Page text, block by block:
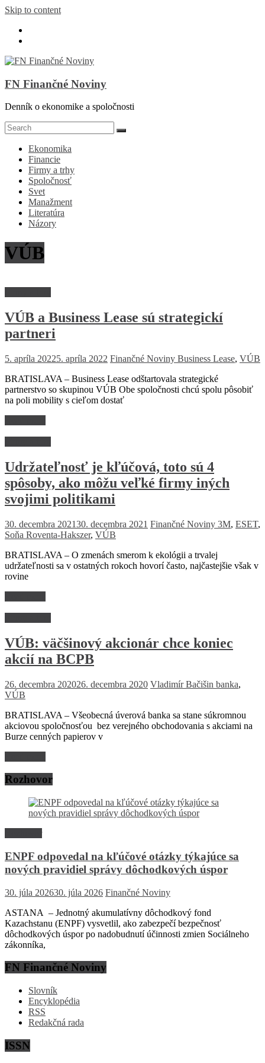
Skip to content
FN Finančné Noviny
Denník o ekonomike a spoločnosti
Ekonomika
Financie
Firmy a trhy
Spoločnosť
Svet
Manažment
Literatúra
Názory
VÚB
VÚB a Business Lease sú strategickí
partneri
5. apríla 20225. apríla 2022 Finančné Noviny Business Lease, VÚB
BRATISLAVA – Business Lease odštartovala strategické
partnerstvo so skupinou VÚB Obe spoločnosti chcú spolu pôsobiť
na poli mobility s cieľom dostať
Udržateľnosť je kľúčová, toto sú 4
spôsoby, ako môžu veľké firmy iných
svojimi politikami
30. decembra 202130. decembra 2021 Finančné Noviny 3M, ESET,
Soňa Roventa-Hakszer, VÚB
BRATISLAVA – O zmenách smerom k ekológii a trvalej
udržateľnosti sa v ostatných rokoch hovorí často, najčastejšie však v
rovine
VÚB: väčšinový akcionár chce koniec
akcií na BCPB
26. decembra 202026. decembra 2020 Vladimír Bačišin banka,
VÚB
BRATISLAVA – Všeobecná úverová banka sa stane súkromnou
akciovou spoločnosťou bez verejného obchodovania s akciami na
Burze cenných papierov v
Rozhovor
ENPF odpovedal na kľúčové otázky týkajúce sa
nových pravidiel správy dôchodkových úspor
30. júla 202630. júla 2026 Finančné Noviny
ASTANA – Jednotný akumulatívny dôchodkový fond
Kazachstanu (ENPF) vysvetlil, ako zabezpečí bezpečnosť
dôchodkových úspor po nadobudnutí účinnosti zmien Sociálneho
zákonníka,
FN Finančné Noviny
Slovník
Encyklopédia
RSS
Redakčná rada
ISSN